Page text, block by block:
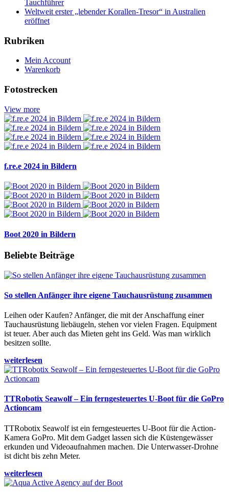
Tauchführer
Weltweit erster „lebender Korallen-Tresor“ in Australien
eröffnet
Rubriken
Mein Account
Warenkorb
Fotostrecken
View more
f.re.e 2024 in Bildern
Boot 2020 in Bildern
Beliebte Beiträge
So stellen Anfänger ihre eigene Tauchausrüstung zusammen
Leihen oder Kaufen? Anfänger, die mit der Anschaffung einer
Tauchausrüstung liebäugeln, stehen vor vielen Fragen. Equipment
ist teuer. Aber auch das Mieten geht ins Geld. Was man wirklich
besitzen sollte.
weiterlesen
TTRobotix Seawolf – Ein ferngesteuertes U-Boot für die GoPro
Actioncam
TTRobotix Seawolf ist ein ferngesteuertes U-Boot für die Action-
Kamera GoPro. Mit dem Gadget lassen sich die Küstengewässer
erkunden und Videoaufnahmen machen. Die Unterwasser-Drohne
ist dicht bis zehn Meter.
weiterlesen